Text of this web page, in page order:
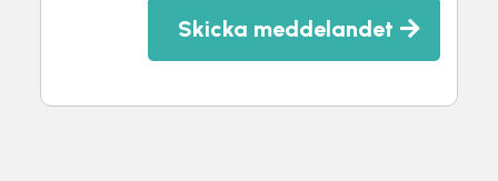
Skicka meddelandet